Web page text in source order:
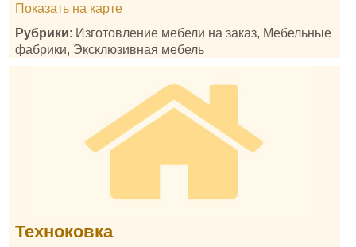
Показать на карте
Рубрики: Изготовление мебели на заказ, Мебельные
фабрики, Эксклюзивная мебель
Техноковка